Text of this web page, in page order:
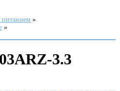
питанием
3.3